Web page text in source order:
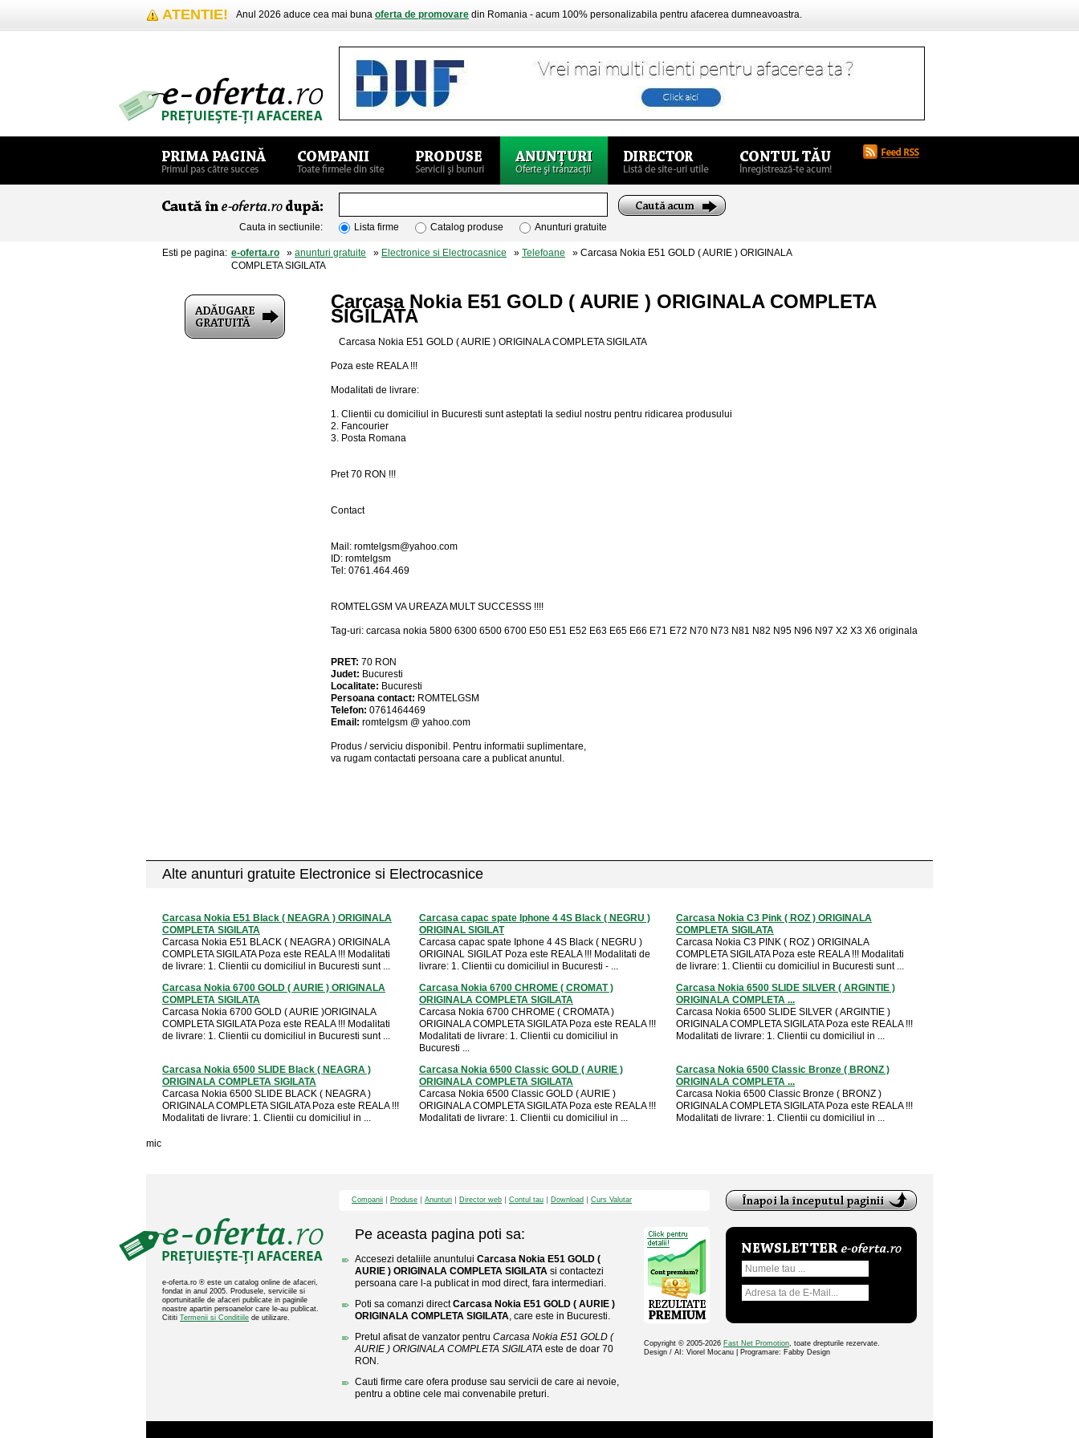
ATENTIE! Anul 2026 aduce cea mai buna oferta de promovare din Romania - acum 100% personalizabila pentru afacerea dumneavoastra.
Cauta in sectiunile: Lista firme Catalog produse Anunturi gratuite
Esti pe pagina: e-oferta.ro » anunturi gratuite » Electronice si Electrocasnice » Telefoane » Carcasa Nokia E51 GOLD ( AURIE ) ORIGINALA
COMPLETA SIGILATA
Carcasa Nokia E51 GOLD ( AURIE ) ORIGINALA COMPLETA
SIGILATA
Carcasa Nokia E51 GOLD ( AURIE ) ORIGINALA COMPLETA SIGILATA
Poza este REALA !!!
Modalitati de livrare:
1. Clientii cu domiciliul in Bucuresti sunt asteptati la sediul nostru pentru ridicarea produsului
2. Fancourier
3. Posta Romana
Pret 70 RON !!!
Contact
Mail: romtelgsm@yahoo.com
ID: romtelgsm
Tel: 0761.464.469
ROMTELGSM VA UREAZA MULT SUCCESSS !!!!
Tag-uri: carcasa nokia 5800 6300 6500 6700 E50 E51 E52 E63 E65 E66 E71 E72 N70 N73 N81 N82 N95 N96 N97 X2 X3 X6 originala
PRET: 70 RON
Judet: Bucuresti
Localitate: Bucuresti
Persoana contact: ROMTELGSM
Telefon: 0761464469
Email: romtelgsm @ yahoo.com
Produs / serviciu disponibil . Pentru informatii suplimentare,
va rugam contactati persoana care a publicat anuntul.
Alte anunturi gratuite Electronice si Electrocasnice
Carcasa Nokia E51 Black ( NEAGRA ) ORIGINALA
COMPLETA SIGILATA
Carcasa Nokia E51 BLACK ( NEAGRA ) ORIGINALA
COMPLETA SIGILATA Poza este REALA !!! Modalitati
de livrare: 1. Clientii cu domiciliul in Bucuresti sunt ...
Carcasa capac spate Iphone 4 4S Black ( NEGRU )
ORIGINAL SIGILAT
Carcasa capac spate Iphone 4 4S Black ( NEGRU )
ORIGINAL SIGILAT Poza este REALA !!! Modalitati de
livrare: 1. Clientii cu domiciliul in Bucuresti - ...
Carcasa Nokia C3 Pink ( ROZ ) ORIGINALA
COMPLETA SIGILATA
Carcasa Nokia C3 PINK ( ROZ ) ORIGINALA
COMPLETA SIGILATA Poza este REALA !!! Modalitati
de livrare: 1. Clientii cu domiciliul in Bucuresti sunt ...
Carcasa Nokia 6700 GOLD ( AURIE ) ORIGINALA
COMPLETA SIGILATA
Carcasa Nokia 6700 GOLD ( AURIE )ORIGINALA
COMPLETA SIGILATA Poza este REALA !!! Modalitati
de livrare: 1. Clientii cu domiciliul in Bucuresti sunt ...
Carcasa Nokia 6700 CHROME ( CROMAT )
ORIGINALA COMPLETA SIGILATA
Carcasa Nokia 6700 CHROME ( CROMATA )
ORIGINALA COMPLETA SIGILATA Poza este REALA !!!
Modalitati de livrare: 1. Clientii cu domiciliul in
Bucuresti ...
Carcasa Nokia 6500 SLIDE SILVER ( ARGINTIE )
ORIGINALA COMPLETA ...
Carcasa Nokia 6500 SLIDE SILVER ( ARGINTIE )
ORIGINALA COMPLETA SIGILATA Poza este REALA !!!
Modalitati de livrare: 1. Clientii cu domiciliul in ...
Carcasa Nokia 6500 SLIDE Black ( NEAGRA )
ORIGINALA COMPLETA SIGILATA
Carcasa Nokia 6500 SLIDE BLACK ( NEAGRA )
ORIGINALA COMPLETA SIGILATA Poza este REALA !!!
Modalitati de livrare: 1. Clientii cu domiciliul in ...
Carcasa Nokia 6500 Classic GOLD ( AURIE )
ORIGINALA COMPLETA SIGILATA
Carcasa Nokia 6500 Classic GOLD ( AURIE )
ORIGINALA COMPLETA SIGILATA Poza este REALA !!!
Modalitati de livrare: 1. Clientii cu domiciliul in ...
Carcasa Nokia 6500 Classic Bronze ( BRONZ )
ORIGINALA COMPLETA ...
Carcasa Nokia 6500 Classic Bronze ( BRONZ )
ORIGINALA COMPLETA SIGILATA Poza este REALA !!!
Modalitati de livrare: 1. Clientii cu domiciliul in ...
mic
e-oferta.ro ® este un catalog online de afaceri,
fondat in anul 2005. Produsele, serviciile si
oportunitatile de afaceri publicate in paginile
noastre apartin persoanelor care le-au publicat.
Cititi Termenii si Conditiile de utilizare.
Companii Produse Anunturi Director web Contul tau Download Curs Valutar
Pe aceasta pagina poti sa:
Accesezi detaliile anuntului Carcasa Nokia E51 GOLD (
AURIE ) ORIGINALA COMPLETA SIGILATA si contactezi
persoana care l-a publicat in mod direct, fara intermediari.
Poti sa comanzi directCarcasa Nokia E51 GOLD ( AURIE )
ORIGINALA COMPLETA SIGILATA, care este in Bucuresti.
Pretul afisat de vanzator pentru Carcasa Nokia E51 GOLD (
AURIE ) ORIGINALA COMPLETA SIGILATA este de doar 70
RON.
Cauti firme care ofera produse sau servicii de care ai nevoie,
pentru a obtine cele mai convenabile preturi.
Copyright © 2005-2026 Fast Net Promotion, toate drepturile rezervate.
Design / AI: Viorel Mocanu | Programare: Fabby Design